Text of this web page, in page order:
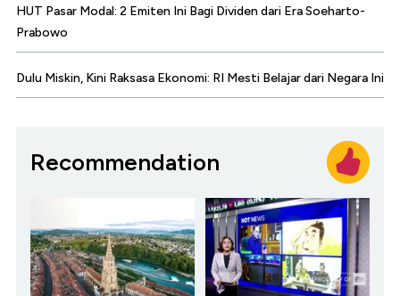
HUT Pasar Modal: 2 Emiten Ini Bagi Dividen dari Era Soeharto-
Prabowo
Dulu Miskin, Kini Raksasa Ekonomi: RI Mesti Belajar dari Negara Ini
Recommendation